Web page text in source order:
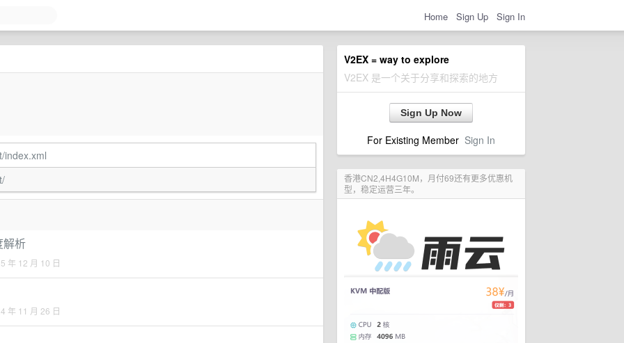
Home Sign Up Sign In
V2EX = way to explore
V2EX 是一个关于分享和探索的地方
Sign Up Now
For Existing Member Sign In
香港CN2,4H4G10M，月付69还有更多优惠机
型，稳定运营三年。
index.xml
解析
年 12 月 10 日
年 11 月 26 日